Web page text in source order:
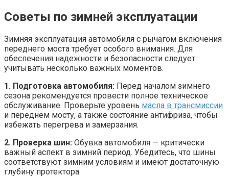
Советы по зимней эксплуатации
Зимняя эксплуатация автомобиля с рычагом включения
переднего моста требует особого внимания. Для
обеспечения надежности и безопасности следует
учитывать несколько важных моментов.
1. Подготовка автомобиля: Перед началом зимнего
сезона рекомендуется провести полное техническое
обслуживание. Проверьте уровень масла в трансмиссии
и переднем мосту, а также состояние антифриза, чтобы
избежать перегрева и замерзания.
2. Проверка шин: Обувка автомобиля — критически
важный аспект в зимний период. Убедитесь, что шины
соответствуют зимним условиям и имеют достаточную
глубину протектора.